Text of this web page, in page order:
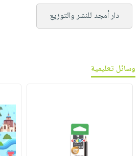
دار أمجد للنشر والتوزيع
وسائل تعليمية